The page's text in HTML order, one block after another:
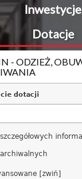
Inwestycje
Dotacje
- ODZIEŻ,
dotacji
[zwiń]